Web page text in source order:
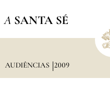
A SANTA SÉ
AUDIÊNCIAS 2009